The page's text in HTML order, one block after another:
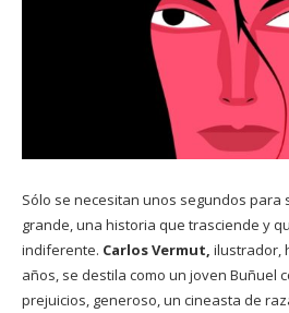
Sólo se necesitan unos segundos para
grande, una historia que trasciende y
indiferente. Carlos Vermut, ilustrador,
años, se destila como un joven Buñuel
prejuicios, generoso, un cineasta de